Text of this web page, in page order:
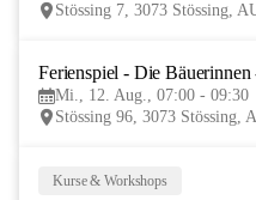
Stössing 7, 3073 Stössing,
Ferienspiel - Die
Mi., 12. Aug., 07:00 - 09:30
Stössing 96, 3073 Stössing,
Kurse & Workshops